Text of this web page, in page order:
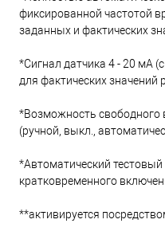
фиксированной частотой
заданных и фактических
*Сигнал датчика 4 - 20 мА
для фактических значений
*Возможность
(ручной, выкл.,
*Автоматический
кратковременного
**активируется